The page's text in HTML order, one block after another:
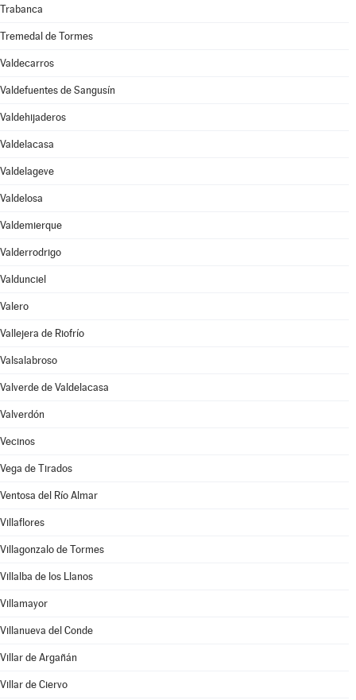
Trabanca
Tremedal de Tormes
Valdecarros
Valdefuentes de Sangusín
Valdehijaderos
Valdelacasa
Valdelageve
Valdelosa
Valdemierque
Valderrodrigo
Valdunciel
Valero
Vallejera de Riofrío
Valsalabroso
Valverde de Valdelacasa
Valverdón
Vecinos
Vega de Tirados
Ventosa del Río Almar
Villaflores
Villagonzalo de Tormes
Villalba de los Llanos
Villamayor
Villanueva del Conde
Villar de Argañán
Villar de Ciervo